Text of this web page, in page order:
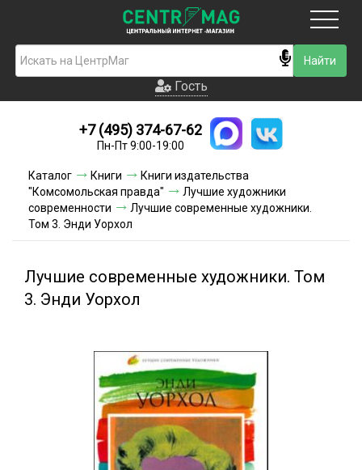
Гость
Новинки
Условия доставки
Условия оплаты
Акции и скидки
Гость
+7 (495) 374-67-62
Пн-Пт 9:00-19:00
Каталог Книги
Книги издательства
"Комсомольская правда"
Лучшие художники
современности
Лучшие современные художники.
Том 3. Энди Уорхол
Лучшие современные художники. Том
3. Энди Уорхол